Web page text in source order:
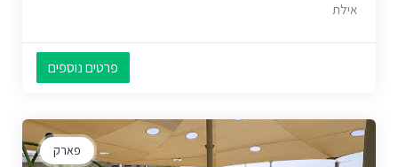
אילת
פרטים נוספים
פארק